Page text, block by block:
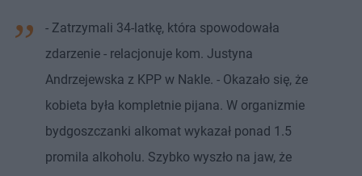
- Zatrzymali 34-latkę, która spowodowała
zdarzenie - relacjonuje kom. Justyna
Andrzejewska z KPP w Nakle. - Okazało się, że
kobieta była kompletnie pijana. W organizmie
bydgoszczanki alkomat wykazał ponad 1.5
promila alkoholu. Szybko wyszło na jaw, że